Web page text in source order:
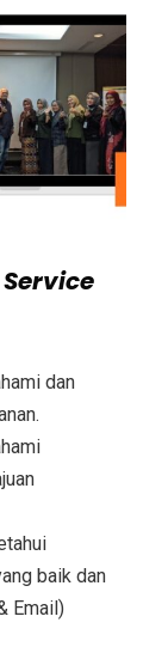
dan
baik dan
Email)